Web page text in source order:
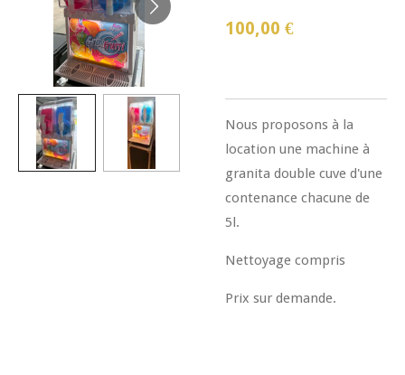
100,00 €
Nous proposons à la
location une machine à
granita double cuve d'une
contenance chacune de
5l.
Nettoyage compris
Prix sur demande.